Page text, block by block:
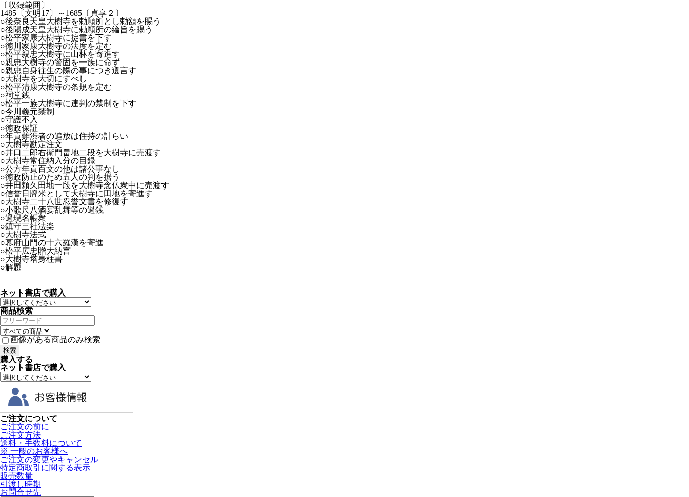
〔収録範囲〕
1485〔文明17〕～1685〔貞享２〕
○後奈良天皇大樹寺を勅願所とし勅額を賜う
○後陽成天皇大樹寺に勅願所の綸旨を賜う
○松平家康大樹寺に掟書を下す
○徳川家康大樹寺の法度を定む
○松平親忠大樹寺に山林を寄進す
○親忠大樹寺の警固を一族に命ず
○親忠自身往生の際の事につき遺言す
○大樹寺を大切にすべし
○松平清康大樹寺の条規を定む
○祠堂銭
○松平一族大樹寺に連判の禁制を下す
○今川義元禁制
○守護不入
○徳政保証
○年貢難渋者の追放は住持の計らい
○大樹寺勘定注文
○井口二郎右衛門畠地二段を大樹寺に売渡す
○大樹寺常住納入分の目録
○公方年貢百文の他は諸公事なし
○徳政防止のため五人の判を据う
○井田頼久田地一段を大樹寺念仏衆中に売渡す
○信誉日牌米として大樹寺に田地を寄進す
○大樹寺二十八世忍誉文書を修復す
○小歌尺八酒宴乱舞等の過銭
○過現名帳衆
○鎮守三社法楽
○大樹寺法式
○幕府山門の十六羅漢を寄進
○松平広忠贈大納言
○大樹寺塔身柱書
○解題
ネット書店で購入
商品検索
画像がある商品のみ検索
購入する
ネット書店で購入
ご注文について
ご注文の前に
ご注文方法
送料・手数料について
※ 一般のお客様へ
ご注文の変更やキャンセル
特定商取引に関する表示
販売数量
引渡し時期
お問合せ先